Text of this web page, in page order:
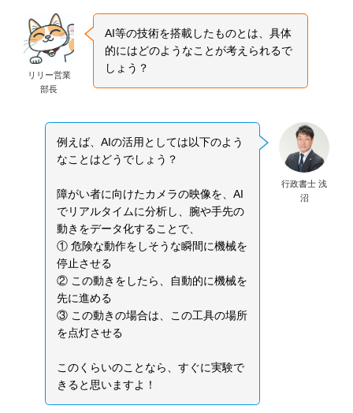
リリー営業
部長
AI等の技術を搭載したものとは、具体
的にはどのようなことが考えられるで
しょう？
行政書士 浅
沼
例えば、AIの活用としては以下のよう
なことはどうでしょう？
障がい者に向けたカメラの映像を、AI
でリアルタイムに分析し、腕や手先の
動きをデータ化することで、
① 危険な動作をしそうな瞬間に機械を
停止させる
② この動きをしたら、自動的に機械を
先に進める
③ この動きの場合は、この工具の場所
を点灯させる
このくらいのことなら、すぐに実験で
きると思いますよ！